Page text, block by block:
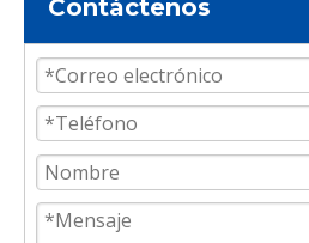
Contáctenos